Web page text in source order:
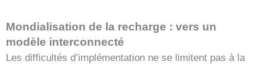
Mondialisation de la recharge : vers un
modèle interconnecté
Les difficultés d’implémentation ne se limitent pas à la